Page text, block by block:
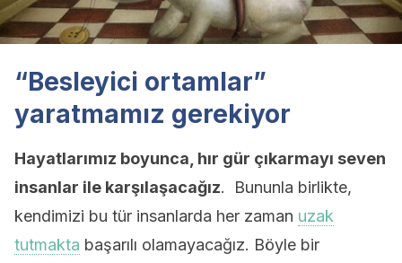
“Besleyici ortamlar”
yaratmamız gerekiyor
Hayatlarımız boyunca, hır gür çıkarmayı seven
insanlar ile karşılaşacağız. Bununla birlikte,
kendimizi bu tür insanlarda her zaman uzak
tutmakta başarılı olamayacağız. Böyle bir